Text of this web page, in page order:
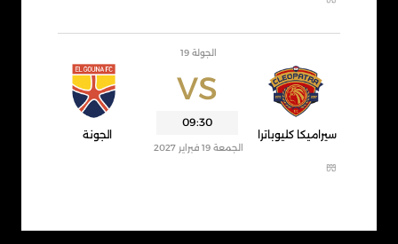
VS
سيراميكا كليوباترا
09:30
الجولة 19
الجمعة 19 فبراير 2027
الجونة